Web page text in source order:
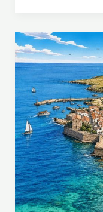
R
O
D
E
L
C
H
A
R
C
O
D
E
L
A
B
O
C
A